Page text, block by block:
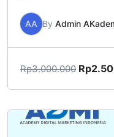
AA By Admin
Rp3.000.000 Rp